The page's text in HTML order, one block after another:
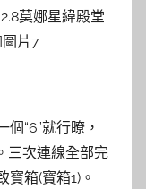
“6”就行瞭，
三次連線全部完
箱(寶箱1)。